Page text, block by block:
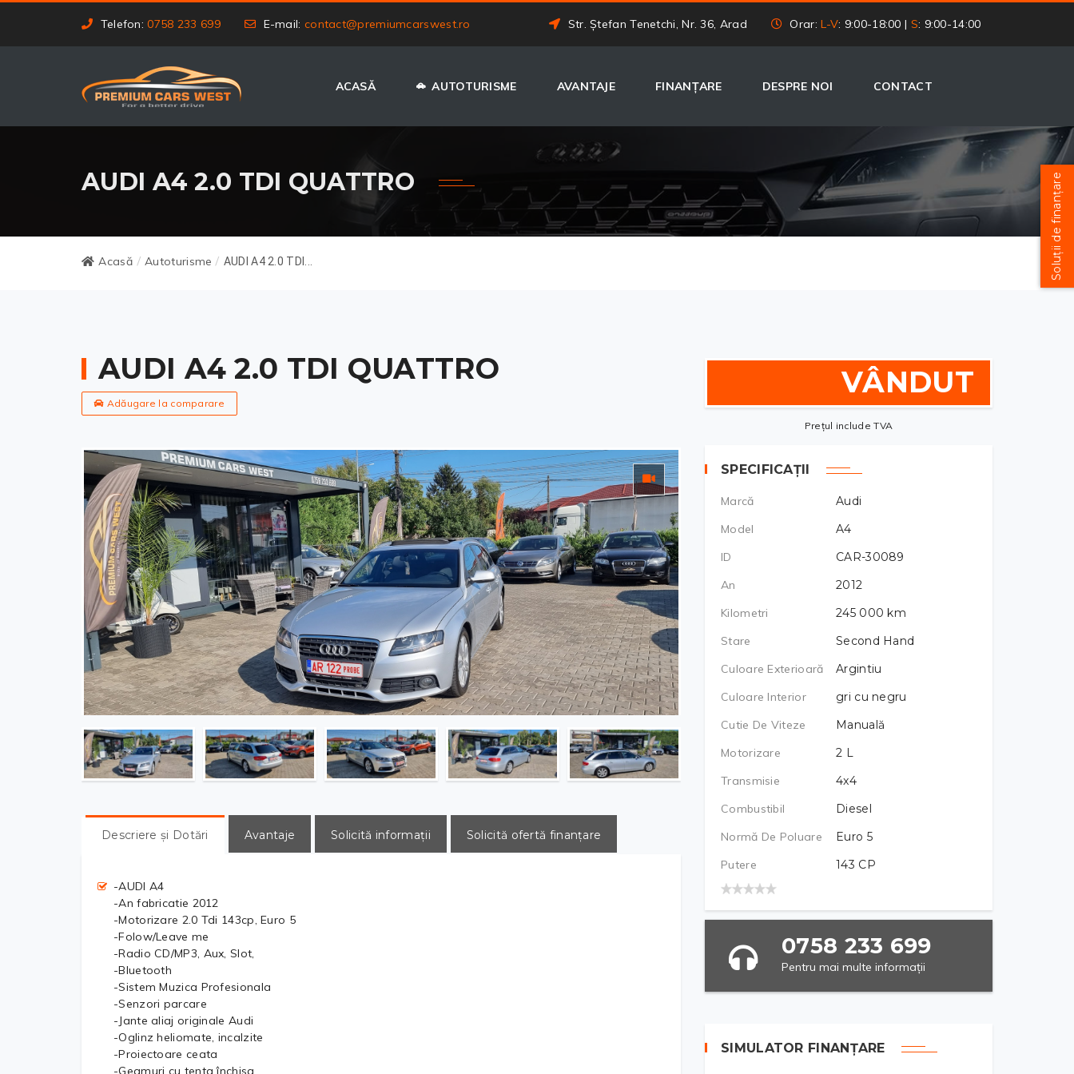
Telefon:0758 233 699 E-mail: contact@premiumcarswest.ro Str. Ștefan Tenetchi, Nr. 36, Arad Orar:L-V: 9:00-18:00 | S: 9:00-14:00
ACASĂ AUTOTURISME AVANTAJE FINANȚARE DESPRE NOI CONTACT
AUDI A4 2.0 TDI QUATTRO
Acasă / Autoturisme / AUDI A4 2.0 TDI...
AUDI A4 2.0 TDI QUATTRO
Adăugare la comparare
Descriere și Dotări Avantaje Solicită informații Solicită ofertă finanțare
-AUDI A4
-An fabricatie 2012
-Motorizare 2.0 Tdi 143cp, Euro 5
-Folow/Leave me
-Radio CD/MP3, Aux, Slot,
-Bluetooth
-Sistem Muzica Profesionala
-Senzori parcare
-Jante aliaj originale Audi
-Oglinz heliomate, incalzite
-Proiectoare ceata
-Geamuri cu tenta închisa
VÂNDUT
Prețul include TVA
SPECIFICAȚII
Marcă
Audi
Model
A4
ID
CAR-30089
An
2012
Kilometri
245 000 km
Stare
Second Hand
Culoare Exterioară
Argintiu
Culoare Interior
gri cu negru
Cutie De Viteze
Manuală
Motorizare
2 L
Transmisie
4x4
Combustibil
Diesel
Normă De Poluare
Euro 5
Putere
143 CP
0758 233 699
Pentru mai multe informații
SIMULATOR FINANȚARE
Soluții de finanțare